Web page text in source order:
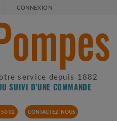
CONNEXION
service depuis 1882
SUIVI D'UNE COMMANDE
50 02 CONTACTEZ-NOUS